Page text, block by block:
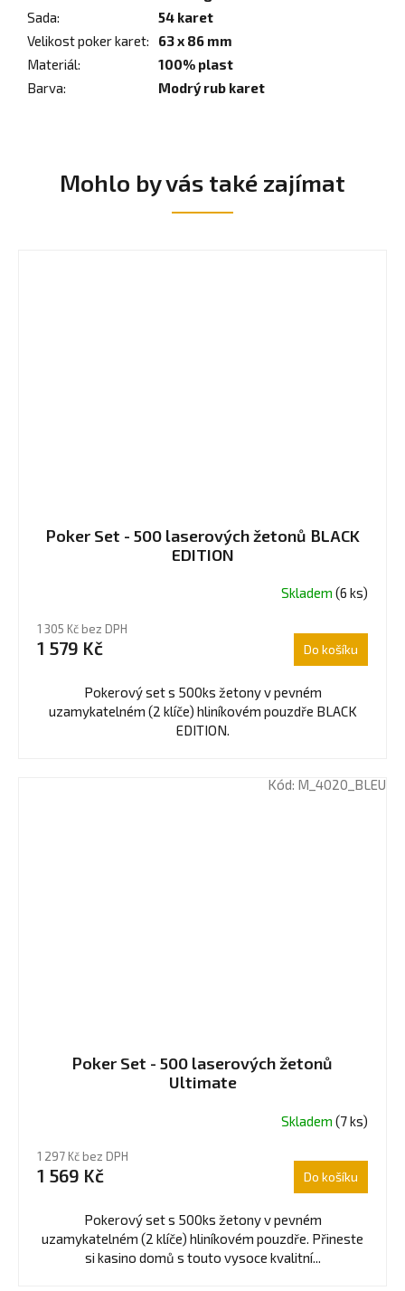
Sada:
54 karet
Velikost poker karet:
63 x 86 mm
Materiál:
100% plast
Barva: Modrý rub karet
Mohlo by vás také zajímat
Poker Set - 500 laserových žetonů BLACK
EDITION
Skladem (6 ks)
1 305 Kč bez DPH
1 579 Kč Do košíku
Pokerový set s 500ks žetony v pevném
uzamykatelném (2 klíče) hliníkovém pouzdře BLACK
EDITION.
Poker Set - 500 laserových žetonů
Ultimate
produktu
je
5
hvězdiček.
Kód: M_4020_BLEU
Skladem(7 ks)
1 297 Kč bez DPH
1 569 Kč Do košíku
Pokerový set s 500ks žetony v pevném
uzamykatelném (2 klíče) hliníkovém pouzdře. Přineste
si kasino domů s touto vysoce kvalitní...